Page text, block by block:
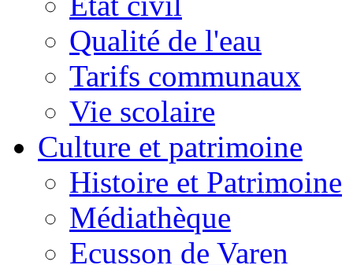
Qualité de l'eau
Tarifs communaux
Vie scolaire
Culture et patrimoine
Histoire et Patrimoine
Médiathèque
Ecusson de Varen